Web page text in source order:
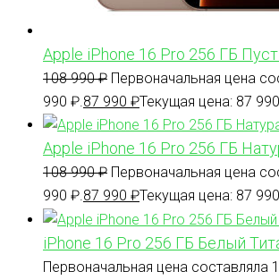
Apple iPhone 16 Pro 256 ГБ
108 990₽ Первоначальная цена
990 ₽. 87 990 ₽Текущая цена: 87
Apple iPhone 16 Pro 256 ГБ
108 990₽ Первоначальная цена
990 ₽. 87 990 ₽Текущая цена: 87
iPhone 16 Pro 256 ГБ Белый
Первоначальная цена составляла